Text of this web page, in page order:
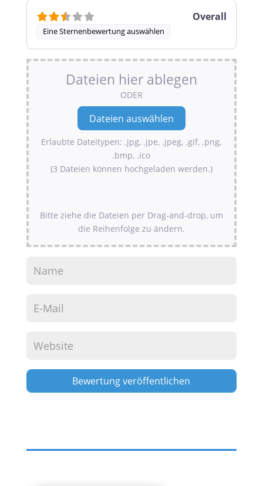
Eine Sternenbewertung auswählen
Overall
Dateien hier ablegen
ODER
Erlaubte Dateitypen: .jpg, .jpe, .jpeg, .gif, .png,
.bmp, .ico
(3 Dateien können hochgeladen werden.)
Bitte ziehe die Dateien per Drag-and-drop, um
die Reihenfolge zu ändern.